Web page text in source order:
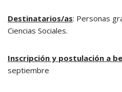
Destinatarios/as: Personas
Ciencias Sociales.
Inscripción y postulación a
septiembre